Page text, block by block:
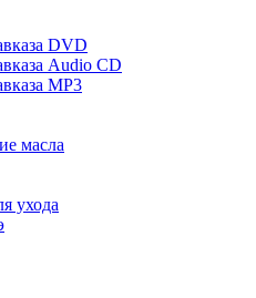
DVD
Audio CD
MP3
масла
ухода